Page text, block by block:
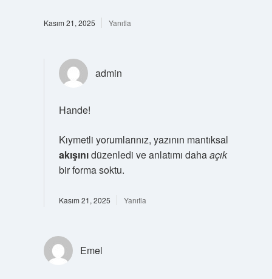
Kasım 21, 2025 Yanıtla
admin
Hande!
Kıymetli yorumlarınız, yazının mantıksal
akışınıdüzenledi ve anlatımı dahaaçık
bir forma soktu.
Kasım 21, 2025 Yanıtla
Emel